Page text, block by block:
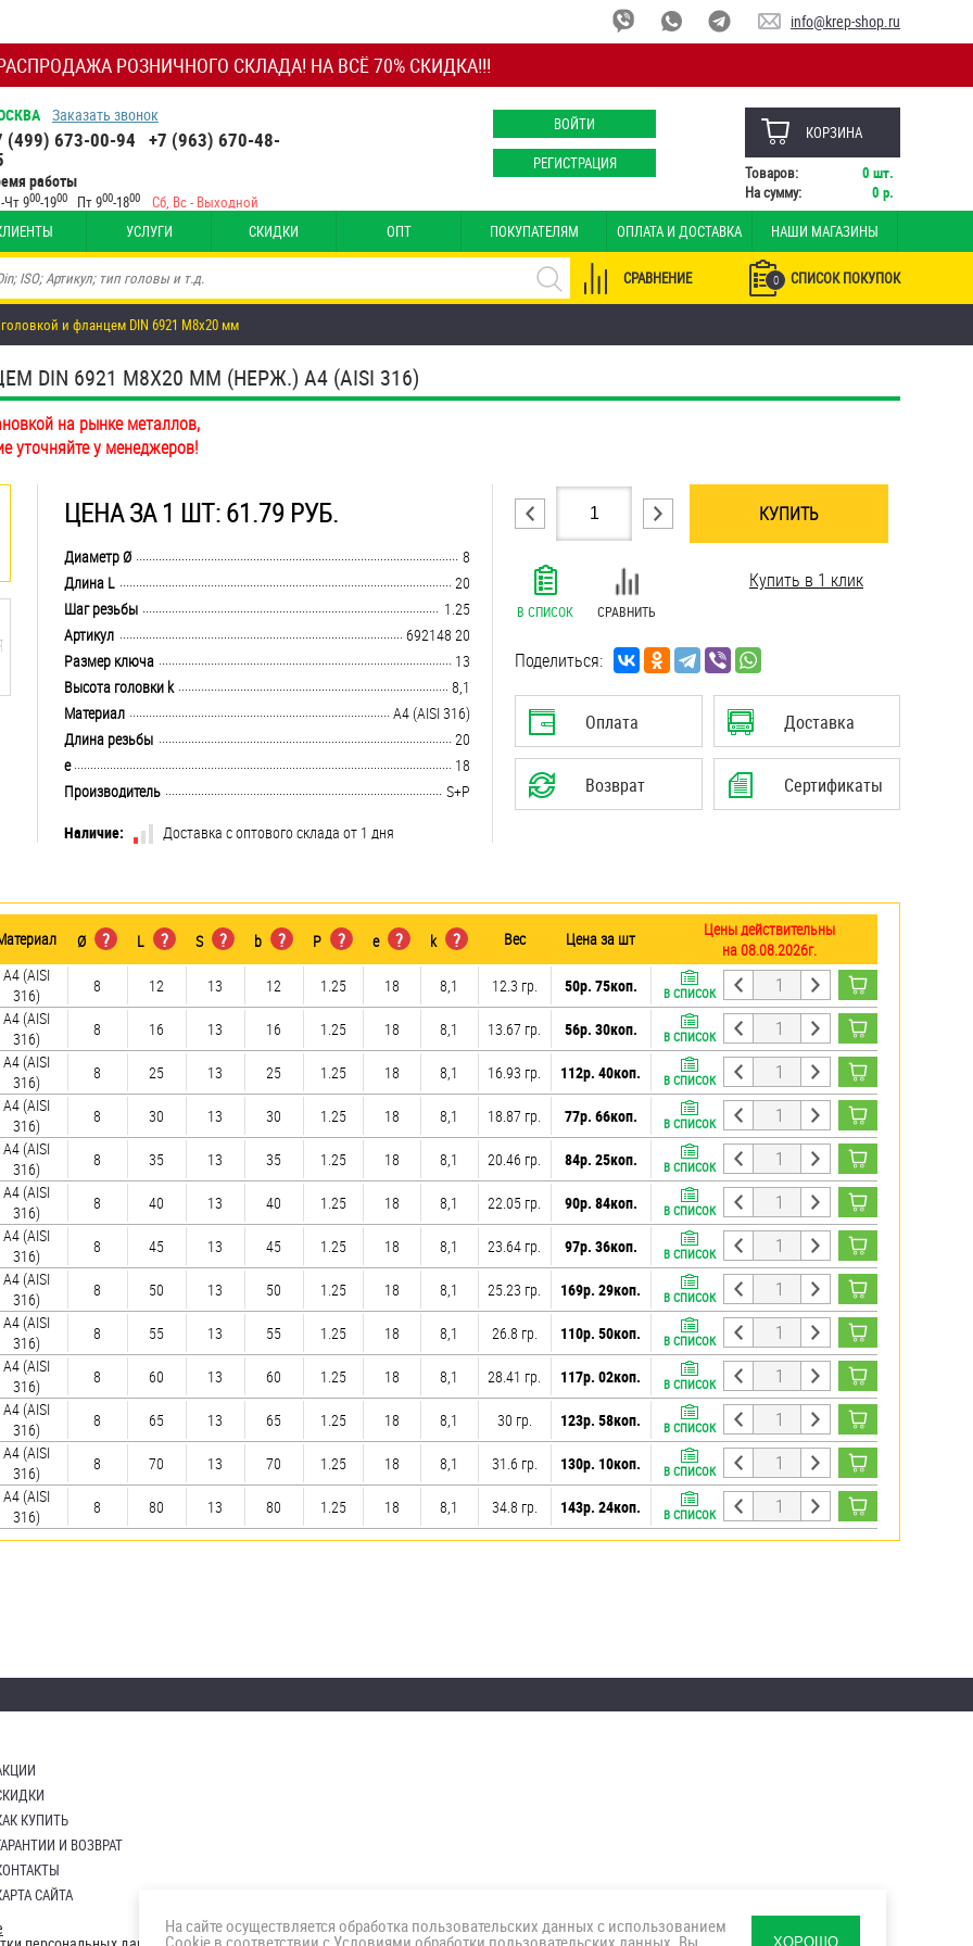
РОЗНИЧНОГО СКЛАДА! НА ВСЁ 70% СКИДКА!!!
info@krep-shop.ru
Заказать звонок
(499) 673-00-94 +7 (963) 670-48-
работы
Чт 900-1900 Пт 900-1800 Сб, Вс - Выходной
ВОЙТИ
РЕГИСТРАЦИЯ
КОРЗИНА
Товаров: 0 шт.
На сумму:
0 р.
УСЛУГИ СКИДКИ ОПТ ПОКУПАТЕЛЯМ ОПЛАТА И ДОСТАВКА НАШИ МАГАЗИНЫ
0 СПИСОК ПОКУПОК
СРАВНЕНИЕ
и фланцем DIN 6921 М8х20 мм
DIN 6921 М8Х20 ММ (НЕРЖ.) A4 (AISI 316)
на рынке металлов,
уточняйте у менеджеров!
ЦЕНА ЗА 1 ШТ: 61.79 РУБ.
........................................................................................................................................................................................................
Диаметр Ø
8
........................................................................................................................................................................................................
Длина L
20
........................................................................................................................................................................................................
Шаг резьбы
1.25
........................................................................................................................................................................................................
Артикул
692148 20
........................................................................................................................................................................................................
Размер ключа
13
........................................................................................................................................................................................................
Высота головки k
8,1
........................................................................................................................................................................................................
Материал
A4 (AISI 316)
........................................................................................................................................................................................................
Длина резьбы
20
........................................................................................................................................................................................................
e
18
........................................................................................................................................................................................................
Производитель
S+P
Наличие:
Доставка с оптового склада от 1 дня
КУПИТЬ
В СПИСОК СРАВНИТЬ
Купить в 1 клик
Поделиться:
Оплата Доставка
Возврат Сертификаты
Ø ? L ? S ? b ? P ? e ? k ? Вес Цена за шт
Цены действительны
на 08.08.2026г.
A4 (AISI
316)
8 12 13 12 1.25 18 8,1 12.3 гр. 50р. 75коп. В СПИСОК
A4 (AISI
316)
8 16 13 16 1.25 18 8,1 13.67 гр. 56р. 30коп. В СПИСОК
A4 (AISI
316)
8 25 13 25 1.25 18 8,1 16.93 гр. 112р. 40коп. В СПИСОК
A4 (AISI
316)
8 30 13 30 1.25 18 8,1 18.87 гр. 77р. 66коп. В СПИСОК
A4 (AISI
316)
8 35 13 35 1.25 18 8,1 20.46 гр. 84р. 25коп. В СПИСОК
A4 (AISI
316)
8 40 13 40 1.25 18 8,1 22.05 гр. 90р. 84коп. В СПИСОК
A4 (AISI
316)
8 45 13 45 1.25 18 8,1 23.64 гр. 97р. 36коп. В СПИСОК
A4 (AISI
316)
8 50 13 50 1.25 18 8,1 25.23 гр. 169р. 29коп. В СПИСОК
A4 (AISI
316)
8 55 13 55 1.25 18 8,1 26.8 гр. 110р. 50коп. В СПИСОК
A4 (AISI
316)
8 60 13 60 1.25 18 8,1 28.41 гр. 117р. 02коп. В СПИСОК
A4 (AISI
316)
8 65 13 65 1.25 18 8,1 30 гр. 123р. 58коп. В СПИСОК
A4 (AISI
316)
8 70 13 70 1.25 18 8,1 31.6 гр. 130р. 10коп. В СПИСОК
A4 (AISI
316)
8 80 13 80 1.25 18 8,1 34.8 гр. 143р. 24коп. В СПИСОК
КУПИТЬ
И ВОЗВРАТ
САЙТА
На сайте осуществляется обработка пользовательских данных с использованием
Cookie в соответствии с Условиями обработки пользовательских данных . Вы ХОРОШО